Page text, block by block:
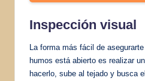
Inspección visual
La forma más fácil de
humos está abierto es realizar
hacerlo, sube al tejado y busca